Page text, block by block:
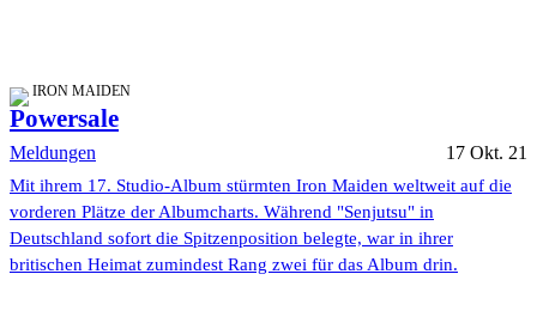
IRON MAIDEN
Powersale
Meldungen 17 Okt. 21
Mit ihrem 17. Studio-Album stürmten Iron Maiden weltweit auf die
vorderen Plätze der Albumcharts. Während "Senjutsu" in
Deutschland sofort die Spitzenposition belegte, war in ihrer
britischen Heimat zumindest Rang zwei für das Album drin.